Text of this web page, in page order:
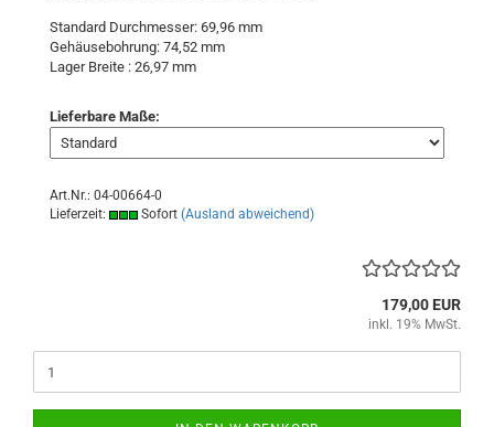
Standard Durchmesser: 69,96 mm
Gehäusebohrung: 74,52 mm
Lager Breite : 26,97 mm
Lieferbare Maße:
Art.Nr.: 04-00664-0
Lieferzeit:
Sofort (Ausland abweichend)
179,00 EUR
inkl. 19% MwSt.